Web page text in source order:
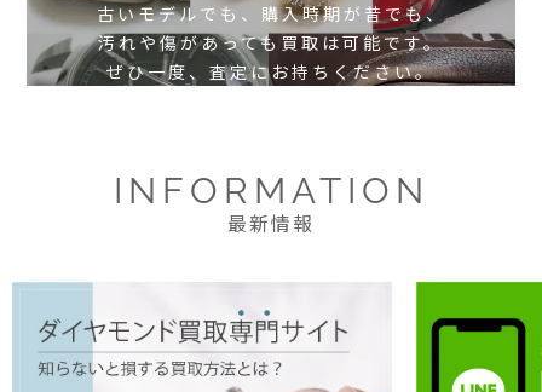
古いモデルでも、購入時期が昔でも、
汚れや傷があっても買取は可能です。
ぜひ一度、査定にお持ちください。
INFORMATION
最新情報